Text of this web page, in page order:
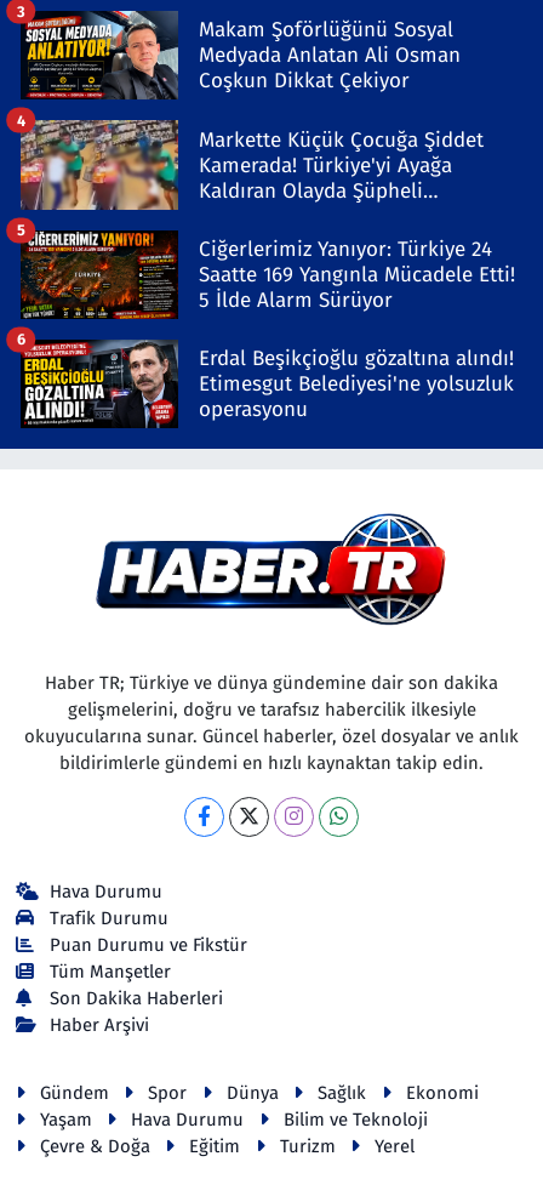
Makam Şoförlüğünü Sosyal
Medyada Anlatan Ali Osman
Coşkun Dikkat Çekiyor
3
Markette Küçük Çocuğa Şiddet
Kamerada! Türkiye'yi Ayağa
Kaldıran Olayda Şüpheli
4
Ciğerlerimiz Yanıyor: Türkiye 24
Saatte 169 Yangınla Mücadele Etti!
5 İlde Alarm Sürüyor
5
Erdal Beşikçioğlu gözaltına alındı!
Etimesgut Belediyesi'ne yolsuzluk
operasyonu
6
Haber TR; Türkiye ve dünya gündemine dair son dakika
gelişmelerini, doğru ve tarafsız habercilik ilkesiyle
okuyucularına sunar. Güncel haberler, özel dosyalar ve anlık
bildirimlerle gündemi en hızlı kaynaktan takip edin.
Hava Durumu
Trafik Durumu
Puan Durumu ve Fikstür
Tüm Manşetler
Son Dakika Haberleri
Haber Arşivi
Gündem Spor Dünya Sağlık
Ekonomi
Yaşam
Hava Durumu
Bilim ve Teknoloji
Çevre & Doğa
Eğitim Turizm Yerel